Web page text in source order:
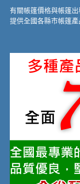
有關帳篷價格與帳篷
提供全國各縣市帳篷產